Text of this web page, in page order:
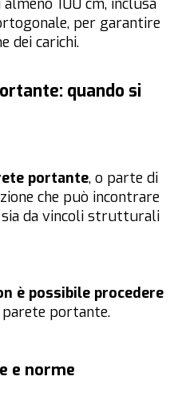
100 cm, inclusa
per garantire
dei carichi.
quando si
portante, o parte di
che può incontrare
da vincoli strutturali
è possibile procedere
parete portante.
e norme